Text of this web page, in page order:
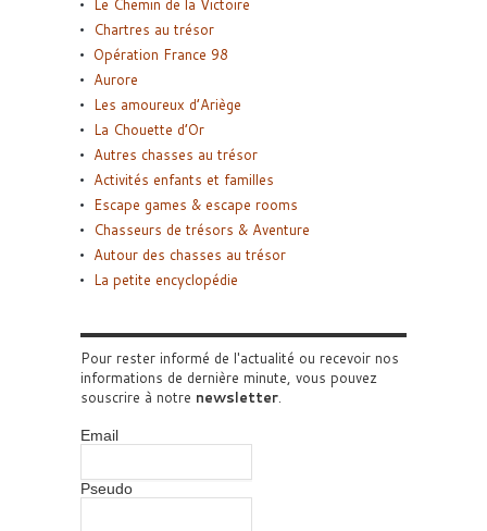
Le Chemin de la Victoire
Chartres au trésor
Opération France 98
Aurore
Les amoureux d’Ariège
La Chouette d’Or
Autres chasses au trésor
Activités enfants et familles
Escape games & escape rooms
Chasseurs de trésors & Aventure
Autour des chasses au trésor
La petite encyclopédie
Pour rester informé de l'actualité ou recevoir nos
informations de dernière minute, vous pouvez
souscrire à notre newsletter.
Email
Pseudo